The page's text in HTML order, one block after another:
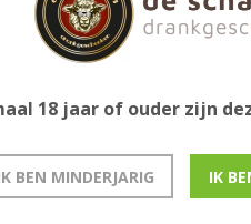
de wijn, waardoor de aroma's
18 jaar of ouder zijn
BEN MINDERJARIG IK